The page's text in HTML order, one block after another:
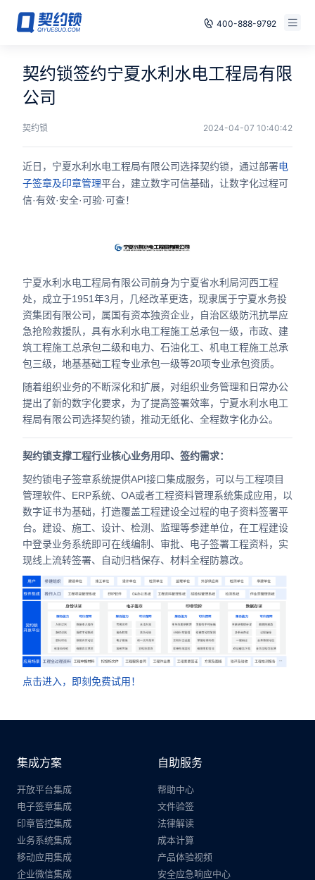
400-888-9792
电子签章
印章管控
数字存档
安全合规
全国
合作
我们
免费试用
契约锁签约宁夏水利水电工程局有限
公司
契约锁 2024-04-07 10:40:42
近日，宁夏水利水电工程局有限公司选择契约锁，通过部署电
子签章及印章管理平台，建立数字可信基础，让数字化过程可
信·有效·安全·可验·可查！
宁夏水利水电工程局有限公司前身为宁夏省水利局河西工程
处，成立于1951年3月，几经改革更迭，现隶属于宁夏水务投
资集团有限公司，属国有资本独资企业，自治区级防汛抗旱应
急抢险救援队，具有水利水电工程施工总承包一级，市政、建
筑工程施工总承包二级和电力、石油化工、机电工程施工总承
包三级，地基基础工程专业承包一级等20项专业承包资质。
随着组织业务的不断深化和扩展，对组织业务管理和日常办公
提出了新的数字化要求，为了提高签署效率，宁夏水利水电工
程局有限公司选择契约锁，推动无纸化、全程数字化办公。
契约锁支撑工程行业核心业务用印、签约需求：
契约锁电子签章系统提供API接口集成服务，可以与工程项目
管理软件、ERP系统、OA或者工程资料管理系统集成应用，以
数字证书为基础，打造覆盖工程建设全过程的电子资料签署平
台。建设、施工、设计、检测、监理等参建单位，在工程建设
中登录业务系统即可在线编制、审批、电子签署工程资料，实
现线上流转签署、自动归档保存、材料全程防篡改。
点击进入，即刻免费试用！
集成方案
开放平台集成
电子签章集成
印章管控集成
业务系统集成
移动应用集成
企业微信集成
自助服务
帮助中心
文件验签
法律解读
成本计算
产品体验视频
安全应急响应中心